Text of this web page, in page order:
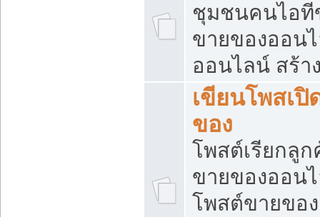
ชุมชนคนไอที
ขายของออน
ออนไลน์ สร้า
เขียนโพสเปิ
ของ
โพสต์เรียกลู
ขายของออน
โพสต์ขายขอ